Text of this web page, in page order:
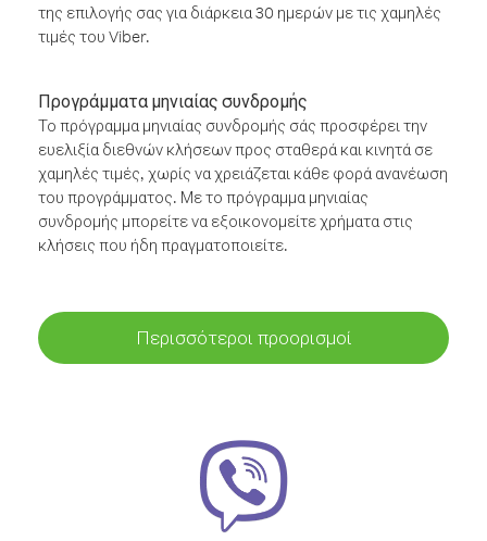
της επιλογής σας για διάρκεια 30 ημερών με τις χαμηλές
τιμές του Viber.
Προγράμματα μηνιαίας συνδρομής
Το πρόγραμμα μηνιαίας συνδρομής σάς προσφέρει την
ευελιξία διεθνών κλήσεων προς σταθερά και κινητά σε
χαμηλές τιμές, χωρίς να χρειάζεται κάθε φορά ανανέωση
του προγράμματος. Με το πρόγραμμα μηνιαίας
συνδρομής μπορείτε να εξοικονομείτε χρήματα στις
κλήσεις που ήδη πραγματοποιείτε.
Περισσότεροι προορισμοί